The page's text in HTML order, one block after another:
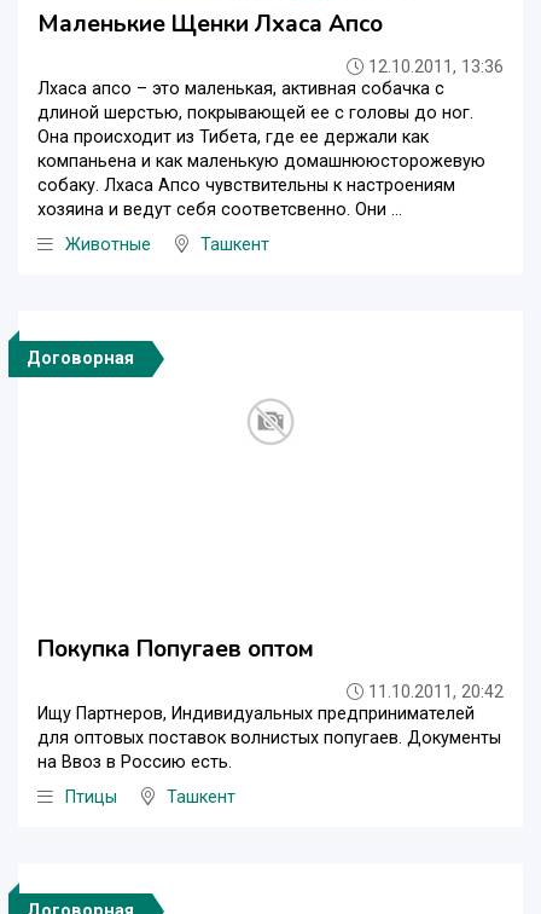
Маленькие Щенки Лхаса Апсо
12.10.2011, 13:36
Лхаса апсо – это маленькая, активная собачка с
длиной шерстью, покрывающей ее с головы до ног.
Она происходит из Тибета, где ее держали как
компаньена и как маленькую домашнююсторожевую
собаку. Лхаса Апсо чувствительны к настроениям
хозяина и ведут себя соответсвенно. Они ...
Животные
Ташкент
Договорная
Покупка Попугаев оптом
11.10.2011, 20:42
Ищу Партнеров, Индивидуальных предпринимателей
для оптовых поставок волнистых попугаев. Документы
на Ввоз в Россию есть.
Птицы
Ташкент